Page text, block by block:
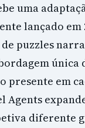
uma
lançado em
puzzles
única
presente em
Agents
diferente